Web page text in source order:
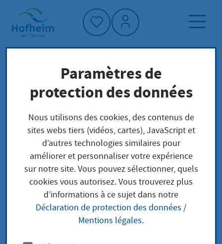
Accueil"
Page d'accueil
Politique et administration
administration
Personenstandswesen
Personenstandswesen
Paramètres de
protection des données
Nous utilisons des cookies, des contenus de
sites webs tiers (vidéos, cartes), JavaScript et
d’autres technologies similaires pour
améliorer et personnaliser votre expérience
sur notre site. Vous pouvez sélectionner, quels
cookies vous autorisez. Vous trouverez plus
d’informations à ce sujet dans notre
Déclaration de protection des données /
Mentions légales.